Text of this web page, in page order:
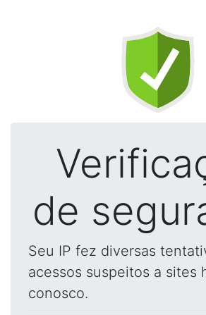
de
Seu IP fez diversas
acessos suspeitos a sites
conosco.